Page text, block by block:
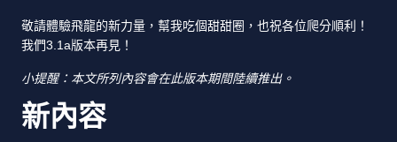
敬請體驗飛龍的新力量，幫我吃個甜甜圈，也祝各位爬分順利！
我們3.1a版本再見！
小提醒：本文所列內容會在此版本期間陸續推出。
新內容